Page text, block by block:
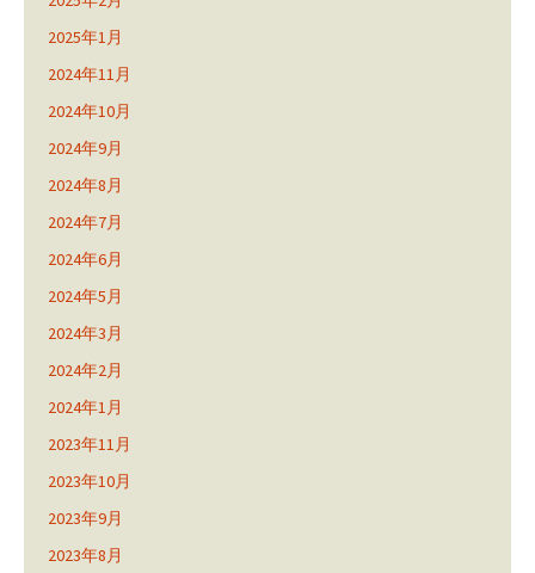
2025年1月
2024年11月
2024年10月
2024年9月
2024年8月
2024年7月
2024年6月
2024年5月
2024年3月
2024年2月
2024年1月
2023年11月
2023年10月
2023年9月
2023年8月